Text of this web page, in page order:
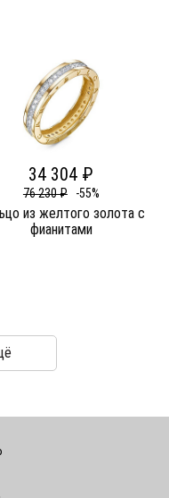
34 304 ₽
76 230 ₽ -55%
из желтого золота c
фианитами